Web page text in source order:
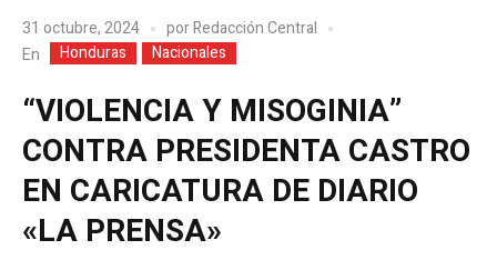
31 octubre, 2024 porRedacción Central
En
Honduras Nacionales
“VIOLENCIA Y MISOGINIA”
CONTRA PRESIDENTA CASTRO
EN CARICATURA DE DIARIO
«LA PRENSA»